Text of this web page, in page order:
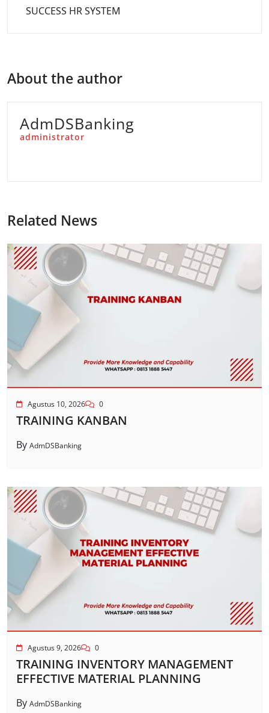
SUCCESS HR SYSTEM
About the author
AdmDSBanking
administrator
Related News
Agustus 10, 2026 0
TRAINING KANBAN
By AdmDSBanking
Agustus 9, 2026 0
TRAINING INVENTORY MANAGEMENT
EFFECTIVE MATERIAL PLANNING
By AdmDSBanking